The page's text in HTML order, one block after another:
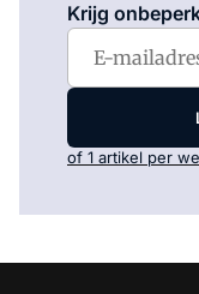
Krijg
of 1 artikel per